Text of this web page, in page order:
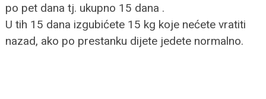
po pet dana tj. ukupno 15 dana .
U tih 15 dana izgubićete 15 kg koje nećete vratiti
nazad, ako po prestanku dijete jedete normalno.